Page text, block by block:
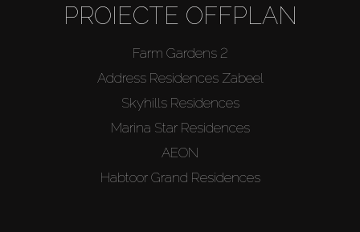
PROIECTE OFFPLAN
Farm Gardens 2
Address Residences Zabeel
Skyhills Residences
Marina Star Residences
AEON
Habtoor Grand Residences